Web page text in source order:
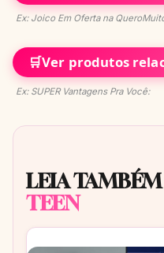
Ex: Joico Em Oferta na
🛒Ver produtos
Ex: SUPER Vantagens Pra Você:
LEIA
TEEN